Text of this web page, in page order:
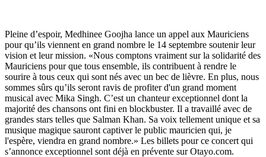
Pleine d’espoir, Medhinee Goojha lance un appel aux Mauriciens
pour qu’ils viennent en grand nombre le 14 septembre soutenir leur
vision et leur mission. «Nous comptons vraiment sur la solidarité des
Mauriciens pour que tous ensemble, ils contribuent à rendre le
sourire à tous ceux qui sont nés avec un bec de lièvre. En plus, nous
sommes sûrs qu’ils seront ravis de profiter d'un grand moment
musical avec Mika Singh. C’est un chanteur exceptionnel dont la
majorité des chansons ont fini en blockbuster. Il a travaillé avec de
grandes stars telles que Salman Khan. Sa voix tellement unique et sa
musique magique sauront captiver le public mauricien qui, je
l'espère, viendra en grand nombre.» Les billets pour ce concert qui
s’annonce exceptionnel sont déjà en prévente sur Otayo.com.